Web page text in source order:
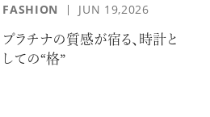
FASHION JUN 19,2026
プラチナの質感が宿る、時計と
しての“格”